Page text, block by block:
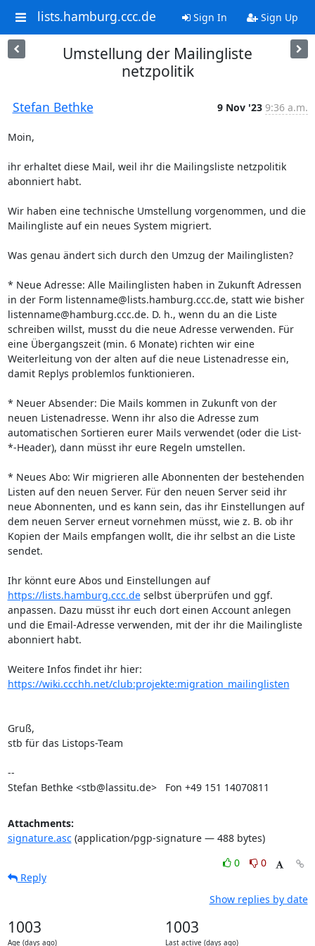
lists.hamburg.ccc.de Sign In Sign Up
Umstellung der Mailingliste
netzpolitik
Stefan Bethke 9 Nov '23 9:36 a.m.
Moin,
ihr erhaltet diese Mail, weil ihr die Mailingsliste netzpolitik
abonniert habt.
Wir haben eine technische Umstellung vorgenommen, und die
Mailingliste auf ein neues System migriert.
Was genau ändert sich durch den Umzug der Mailinglisten?
* Neue Adresse: Alle Mailinglisten haben in Zukunft Adressen
in der Form listenname@lists.hamburg.ccc.de, statt wie bisher
listenname@hamburg.ccc.de. D. h., wenn du an die Liste
schreiben willst, musst du die neue Adresse verwenden. Für
eine Übergangszeit (min. 6 Monate) richten wir eine
Weiterleitung von der alten auf die neue Listenadresse ein,
damit Replys problemlos funktionieren.
* Neuer Absender: Die Mails kommen in Zukunft von der
neuen Listenadresse. Wenn ihr also die Adresse zum
automatischen Sortieren eurer Mails verwendet (oder die List-
*-Header), dann müsst ihr eure Regeln umstellen.
* Neues Abo: Wir migrieren alle Abonnenten der bestehenden
Listen auf den neuen Server. Für den neuen Server seid ihr
neue Abonnenten, und es kann sein, das ihr Einstellungen auf
dem neuen Server erneut vornehmen müsst, wie z. B. ob ihr
Kopien der Mails empfangen wollt, die ihr selbst an die Liste
sendet.
Ihr könnt eure Abos und Einstellungen auf
https://lists.hamburg.ccc.de selbst überprüfen und ggf.
anpassen. Dazu müsst ihr euch dort einen Account anlegen
und die Email-Adresse verwenden, mit der ihr die Mailingliste
abonniert habt.
https://wiki.ccchh.net/club:projekte:migration_mailinglisten
Gruß,
stb für das Listops-Team
--
Stefan Bethke <stb@lassitu.de>   Fon +49 151 14070811
Attachments:
signature.asc(application/pgp-signature — 488 bytes)
0
0
Reply
Show replies by date
1003
Age (days ago)
1003
Last active (days ago)